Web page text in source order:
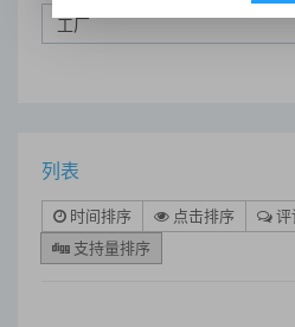
列表
时间排序 点击排序 评
支持量排序